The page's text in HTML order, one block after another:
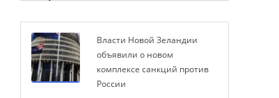
Власти Новой Зеландии
объявили о новом
комплексе санкций против
России